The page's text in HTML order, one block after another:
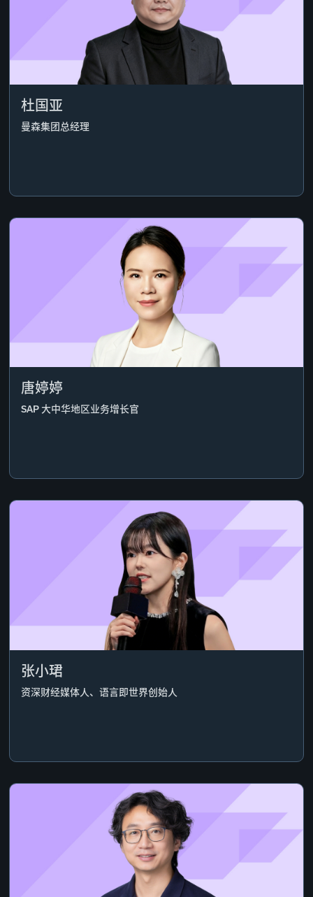
杜国亚
曼森集团总经理
唐婷婷
SAP 大中华地区业务增长官
张小珺
资深财经媒体人、语言即世界创始人